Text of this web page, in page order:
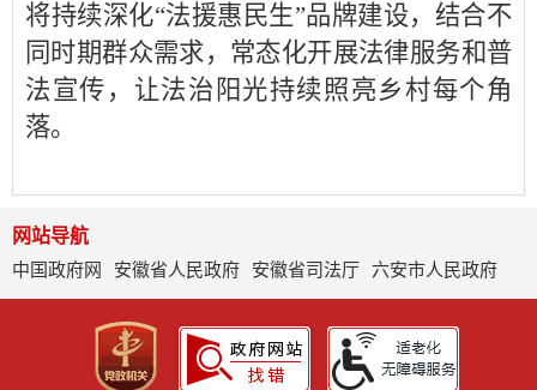
将持续深化“法援惠民生”品牌建设，结合不
同时期群众需求，常态化开展法律服务和普
法宣传，让法治阳光持续照亮乡村每个角
落。
网站导航
中国政府网
安徽省人民政府 安徽省司法厅 六安市人民政府